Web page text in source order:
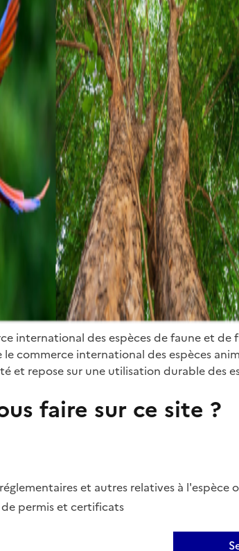
international des espèces de faune et
commerce international des espèces
et repose sur une utilisation durable des
faire sur ce site ?
et autres relatives à
permis et certificats